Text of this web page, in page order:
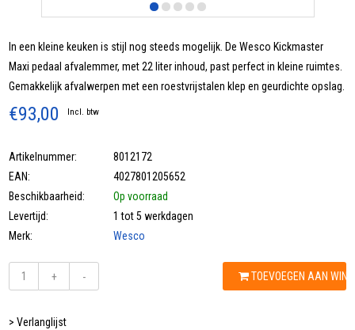
In een kleine keuken is stijl nog steeds mogelijk. De Wesco Kickmaster
Maxi pedaal afvalemmer, met 22 liter inhoud, past perfect in kleine ruimtes.
Gemakkelijk afvalwerpen met een roestvrijstalen klep en geurdichte opslag.
€93,00 Incl. btw
Artikelnummer:
8012172
EAN:
4027801205652
Beschikbaarheid:
Op voorraad
Levertijd:
1 tot 5 werkdagen
Merk:
Wesco
+ - TOEVOEGEN AAN
> Verlanglijst